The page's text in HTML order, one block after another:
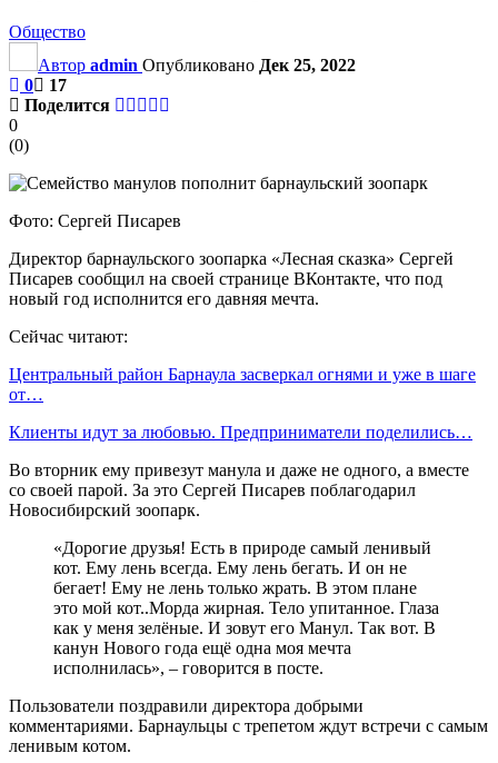
Общество
Автор admin Опубликовано Дек 25, 2022
0
17
Поделится
0
(0)
Фото: Сергей Писарев
Директор барнаульского зоопарка «Лесная сказка» Сергей
Писарев сообщил на своей странице ВКонтакте, что под
новый год исполнится его давняя мечта.
Сейчас читают:
Центральный район Барнаула засверкал огнями и уже в шаге
от…
Клиенты идут за любовью. Предприниматели поделились…
Во вторник ему привезут манула и даже не одного, а вместе
со своей парой. За это Сергей Писарев поблагодарил
Новосибирский зоопарк.
«Дорогие друзья! Есть в природе самый ленивый
кот. Ему лень всегда. Ему лень бегать. И он не
бегает! Ему не лень только жрать. В этом плане
это мой кот..Морда жирная. Тело упитанное. Глаза
как у меня зелёные. И зовут его Манул. Так вот. В
канун Нового года ещё одна моя мечта
исполнилась», – говорится в посте.
Пользователи поздравили директора добрыми
комментариями. Барнаульцы с трепетом ждут встречи с самым
ленивым котом.